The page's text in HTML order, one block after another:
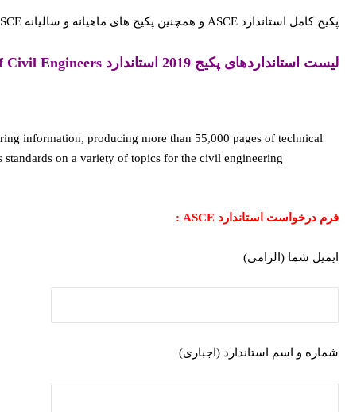
پکیج کامل استاندارد ASCE و همچنین پکیج های ماهیانه و سالیانه ASCE مطابق با IHS ، با تخفیفات ویژه موجود می باشد. برای اطلاع از قیمتها و شرایط ویژه ایمیل بزنید.
لیست استانداردهای پکیج 2019 استاندارد American Society of Civil Engineers
information, producing more than 55,000 pages of technical
standards on a variety of topics for the civil engineering
فرم درخواست استاندارد ASCE :
ایمیل شما (الزامی)
شماره و اسم استاندارد (اجباری)